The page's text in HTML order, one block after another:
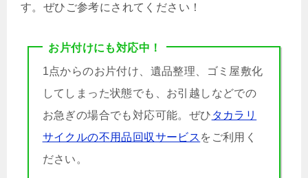
す。ぜひご参考にされてください！
お片付けにも対応中！
1点からのお片付け、遺品整理、ゴミ屋敷化
してしまった状態でも、お引越しなどでの
お急ぎの場合でも対応可能。ぜひ タカラリ
サイクルの不用品回収サービス をご利用く
ださい。